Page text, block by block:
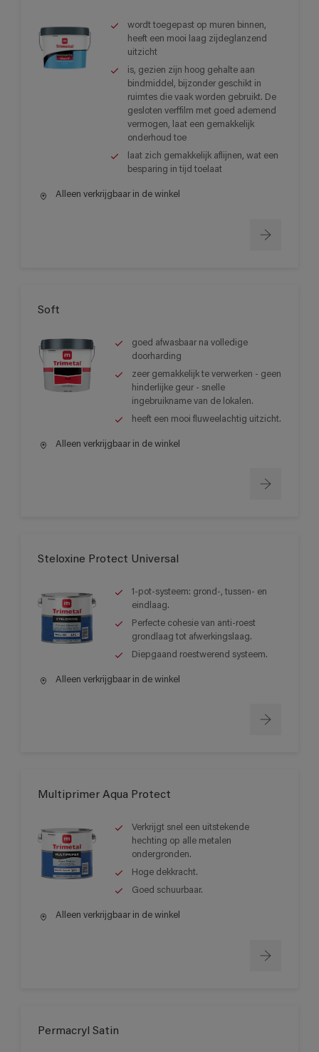
wordt toegepast op muren binnen,
heeft een mooi laag zijdeglanzend
uitzicht
is, gezien zijn hoog gehalte aan
bindmiddel, bijzonder geschikt in
ruimtes die vaak worden gebruikt. De
gesloten verffilm met goed ademend
vermogen, laat een gemakkelijk
onderhoud toe
laat zich gemakkelijk aflijnen, wat een
besparing in tijd toelaat
Alleen verkrijgbaar in de winkel
Soft
goed afwasbaar na volledige
doorharding
zeer gemakkelijk te verwerken - geen
hinderlijke geur - snelle
ingebruikname van de lokalen.
heeft een mooi fluweelachtig uitzicht.
Alleen verkrijgbaar in de winkel
Steloxine Protect Universal
1-pot-systeem: grond-, tussen- en
eindlaag.
Perfecte cohesie van anti-roest
grondlaag tot afwerkingslaag.
Diepgaand roestwerend systeem.
Alleen verkrijgbaar in de winkel
Multiprimer Aqua Protect
Verkrijgt snel een uitstekende
hechting op alle metalen
ondergronden.
Hoge dekkracht.
Goed schuurbaar.
Alleen verkrijgbaar in de winkel
Permacryl Satin